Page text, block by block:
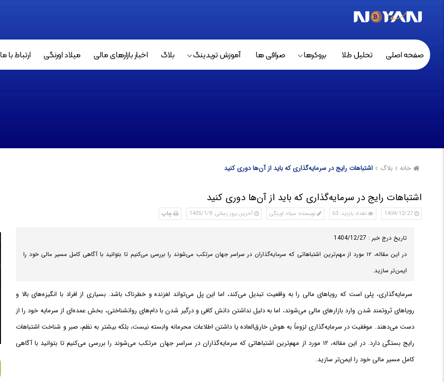
صفحه اصلی تحلیل طلا بروکرها صرافی ها آموزش تریدینگ بلاگ اخبار بازارهای مالی میلاد اورنگی ارتباط با ما
خانه بلاگ اشتباهات رایج در سرمایه‌گذاری که باید از آن‌ها دوری کنید
اشتباهات رایج در سرمایه‌گذاری که باید از آن‌ها دوری کنید
1404/12/27 تعداد بازدید: 63 نویسنده: میلاد اورنگی آخرین بروز رسانی: 1405/1/8 چاپ
تاریخ درج خبر : 1404/12/27
در این مقاله، ۱۲ مورد از مهم‌ترین اشتباهاتی که سرمایه‌گذاران در سراسر جهان مرتکب می‌شوند را بررسی می‌کنیم تا بتوانید با آگاهی کامل مسیر مالی خود را
ایمن‌تر سازید.
سرمایه‌گذاری، پلی است که رویاهای مالی را به واقعیت تبدیل می‌کند، اما این پل می‌تواند لغزنده و خطرناک باشد. بسیاری از افراد با انگیزه‌های بالا و
رویاهای ثروتمند شدن وارد بازارهای مالی می‌شوند، اما به دلیل نداشتن دانش کافی و درگیر شدن با دام‌های روانشناختی، بخش عمده‌ای از سرمایه خود را از
دست می‌دهند. موفقیت در سرمایه‌گذاری لزوماً به هوش خارق‌العاده یا داشتن اطلاعات محرمانه وابسته نیست، بلکه بیشتر به نظم، صبر و شناخت اشتباهات
رایج بستگی دارد. در این مقاله، ۱۲ مورد از مهم‌ترین اشتباهاتی که سرمایه‌گذاران در سراسر جهان مرتکب می‌شوند را بررسی می‌کنیم تا بتوانید با آگاهی
کامل مسیر مالی خود را ایمن‌تر سازید.